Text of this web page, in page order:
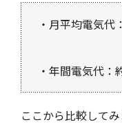
・月平均電気代
・年間電気代：
ここから比較してみ